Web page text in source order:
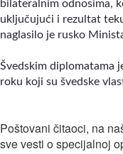
bilateralnim odnosima,
uključujući i rezultat
naglasilo je rusko
Švedskim diplomatama
roku koji su švedske
Poštovani čitaoci, na
sve vesti o specijalnoj